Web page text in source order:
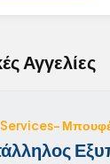
Αγγελίες
Services-